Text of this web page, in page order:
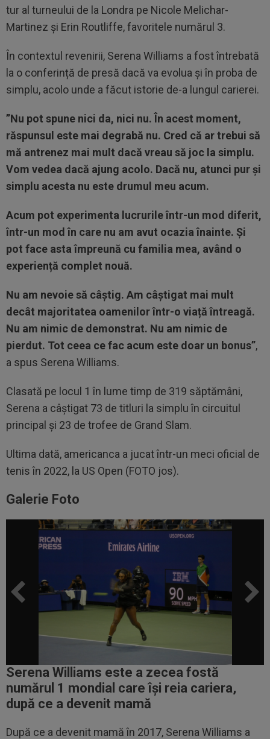
tur al turneului de la Londra pe Nicole Melichar-
Martinez și Erin Routliffe, favoritele numărul 3.
În contextul revenirii, Serena Williams a fost întrebată
la o conferință de presă dacă va evolua și în proba de
simplu, acolo unde a făcut istorie de-a lungul carierei.
”Nu pot spune nici da, nici nu. În acest moment,
răspunsul este mai degrabă nu. Cred că ar trebui să
mă antrenez mai mult dacă vreau să joc la simplu.
Vom vedea dacă ajung acolo. Dacă nu, atunci pur și
simplu acesta nu este drumul meu acum.
Acum pot experimenta lucrurile într-un mod diferit,
într-un mod în care nu am avut ocazia înainte. Și
pot face asta împreună cu familia mea, având o
experiență complet nouă.
Nu am nevoie să câștig. Am câștigat mai mult
decât majoritatea oamenilor într-o viață întreagă.
Nu am nimic de demonstrat. Nu am nimic de
pierdut. Tot ceea ce fac acum este doar un bonus”,
a spus Serena Williams.
Clasată pe locul 1 în lume timp de 319 săptămâni,
Serena a câştigat 73 de titluri la simplu în circuitul
principal și 23 de trofee de Grand Slam.
Ultima dată, americanca a jucat într-un meci oficial de
tenis în 2022, la US Open (FOTO jos).
Galerie Foto
Serena Williams este a zecea fostă
numărul 1 mondial care își reia cariera,
după ce a devenit mamă
După ce a devenit mamă în 2017, Serena Williams a